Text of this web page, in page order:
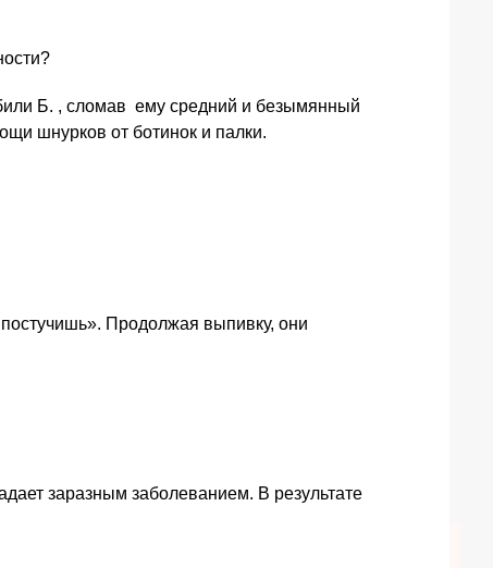
Б. , сломав ему средний и безымянный
шнурков от ботинок и палки.
Продолжая выпивку, они
заразным заболеванием. В результате